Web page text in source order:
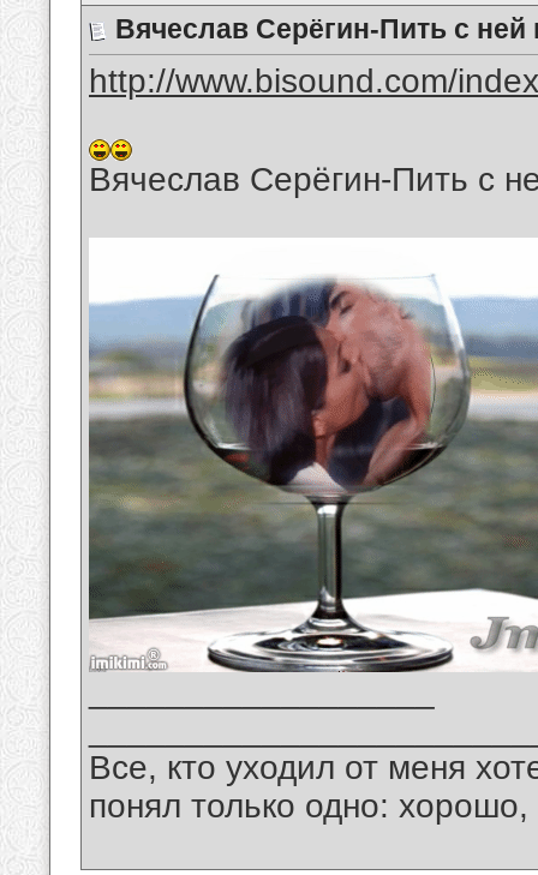
Вячеслав Серёгин-Пить с ней
http://www.bisound.com/
Вячеслав Серёгин-Пить с
Все, кто уходил от меня
понял только одно: